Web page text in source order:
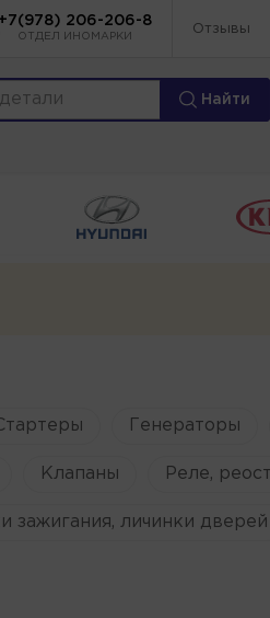
+7(978) 206-206-8
ОТДЕЛ ИНОМАРКИ
Отзывы
Найти
Генераторы
Клапаны Реле,
зажигания, личинки дверей